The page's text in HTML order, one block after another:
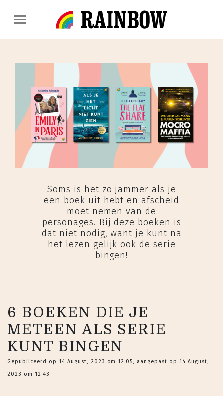
Soms is het zo jammer als je
een boek uit hebt en afscheid
moet nemen van de
personages. Bij deze boeken is
dat niet nodig, want je kunt na
het lezen gelijk ook de serie
bingen!
6 BOEKEN DIE JE
METEEN ALS SERIE
KUNT BINGEN
Gepubliceerd op 14 August, 2023 om 12:05, aangepast op 14 August,
2023 om 12:43